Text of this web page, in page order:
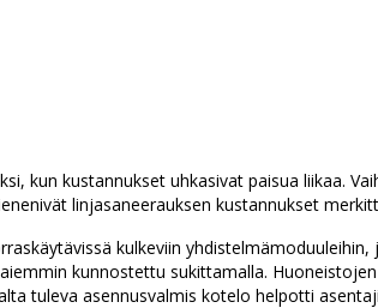
kun kustannukset uhkasivat paisua liikaa.
linjasaneerauksen kustannukset
kulkeviin yhdistelmämoduuleihin,
kunnostettu sukittamalla.
tuleva asennusvalmis kotelo helpotti